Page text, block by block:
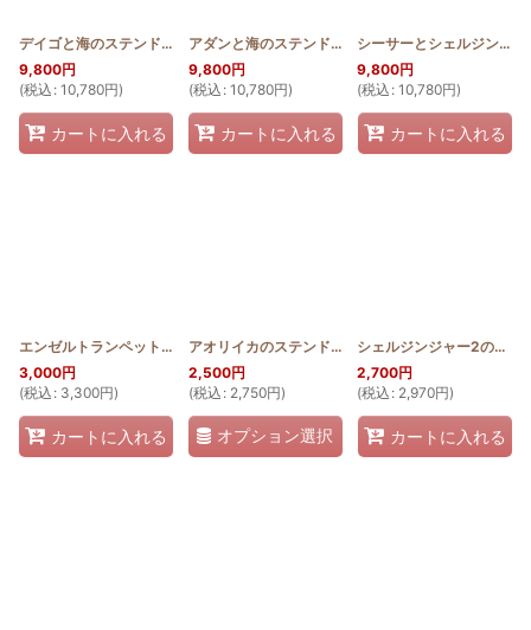
デイゴと海のステンドグラスキルトタペストリー50cm×80cm [
9,800円
(税込 : 10,780円)
カートに入れる
アダンと海のステンドグラスキルトタペストリー50cm×80cm
9,800円
(税込 : 10,780円)
カートに入れる
シーサーとシェルジンジャーのステンドグラスキルトタペストリー50cm×80cm
9,800円
(税込 : 10,780円)
カートに入れる
エンゼルトランペットのステンドグラスキルトタペストリー [SGQT30_ANG
3,000円
(税込 : 3,300円)
カートに入れる
アオリイカのステンドグラスキルトタペストリー [
2,500円
(税込 : 2,750円)
オプション選択
シェルジンジャー2のステンドグラスキルトタペストリー20_25
2,700円
(税込 : 2,970円)
カートに入れる